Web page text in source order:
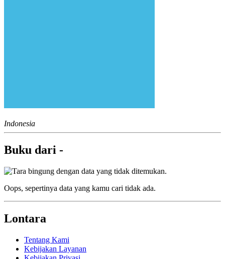
Indonesia
Buku dari -
Oops, sepertinya data yang kamu cari tidak ada.
Lontara
Tentang Kami
Kebijakan Layanan